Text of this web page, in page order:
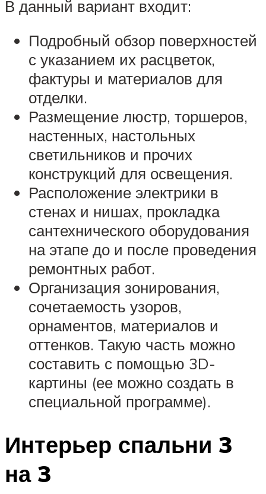
В данный вариант входит:
Подробный обзор поверхностей
с указанием их расцветок,
фактуры и материалов для
отделки.
Размещение люстр, торшеров,
настенных, настольных
светильников и прочих
конструкций для освещения.
Расположение электрики в
стенах и нишах, прокладка
сантехнического оборудования
на этапе до и после проведения
ремонтных работ.
Организация зонирования,
сочетаемость узоров,
орнаментов, материалов и
оттенков. Такую часть можно
составить с помощью 3D-
картины (ее можно создать в
специальной программе).
Интерьер спальни 3
на 3